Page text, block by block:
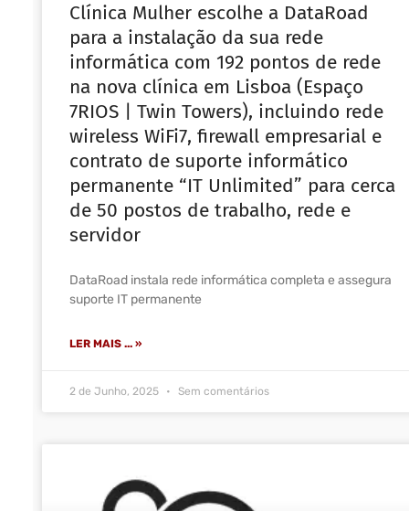
Clínica Mulher escolhe a DataRoad
para a instalação da sua rede
informática com 192 pontos de rede
na nova clínica em Lisboa (Espaço
7RIOS | Twin Towers), incluindo rede
wireless WiFi7, firewall empresarial e
contrato de suporte informático
permanente “IT Unlimited” para cerca
de 50 postos de trabalho, rede e
servidor
DataRoad instala rede informática completa e assegura
suporte IT permanente
LER MAIS ... »
2 de Junho, 2025 Sem comentários